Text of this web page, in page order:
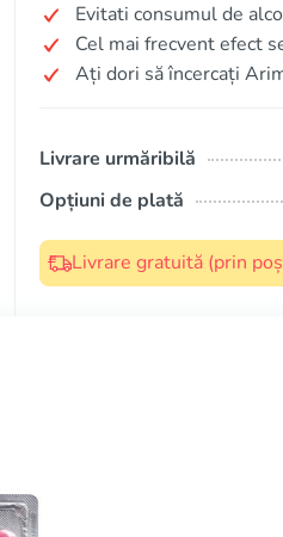
Evitati consumul de
Cel mai frecvent efect
Ați dori să încercați
Livrare urmăribilă
Opțiuni de plată
Livrare gratuită (prin